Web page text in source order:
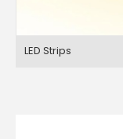
LED Strips